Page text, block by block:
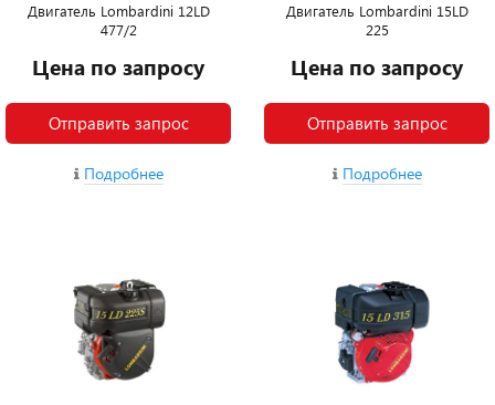
Двигатель Lombardini 12LD
477/2
Цена по запросу
Отправить запрос
Подробнее
Двигатель Lombardini 15LD
225
Цена по запросу
Отправить запрос
Подробнее